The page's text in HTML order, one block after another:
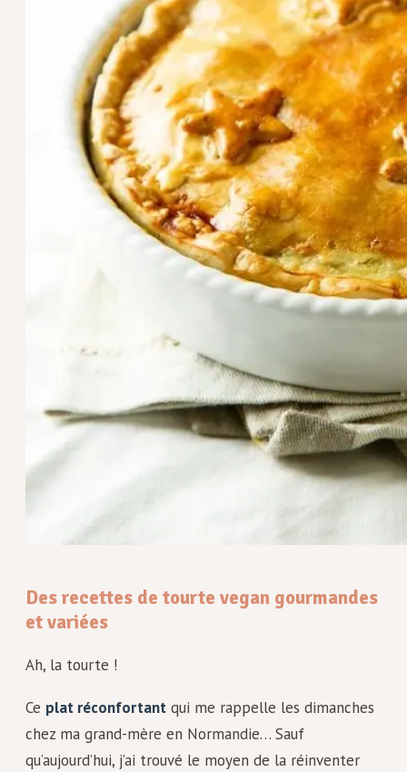
Des recettes de tourte vegan gourmandes
et variées
Ah, la tourte !
Ce plat réconfortant qui me rappelle les dimanches
chez ma grand-mère en Normandie… Sauf
qu’aujourd’hui, j’ai trouvé le moyen de la réinventer